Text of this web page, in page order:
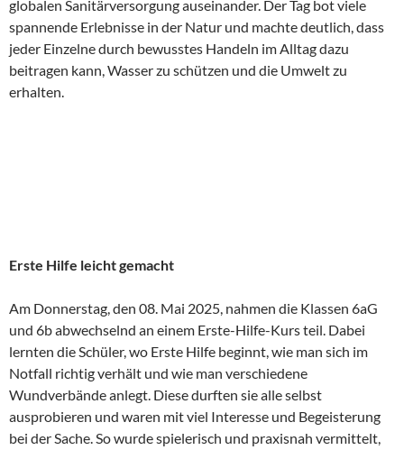
globalen Sanitärversorgung auseinander. Der Tag bot viele
spannende Erlebnisse in der Natur und machte deutlich, dass
jeder Einzelne durch bewusstes Handeln im Alltag dazu
beitragen kann, Wasser zu schützen und die Umwelt zu
erhalten.
Erste Hilfe leicht gemacht
Am Donnerstag, den 08. Mai 2025, nahmen die Klassen 6aG
und 6b abwechselnd an einem Erste-Hilfe-Kurs teil. Dabei
lernten die Schüler, wo Erste Hilfe beginnt, wie man sich im
Notfall richtig verhält und wie man verschiedene
Wundverbände anlegt. Diese durften sie alle selbst
ausprobieren und waren mit viel Interesse und Begeisterung
bei der Sache. So wurde spielerisch und praxisnah vermittelt,